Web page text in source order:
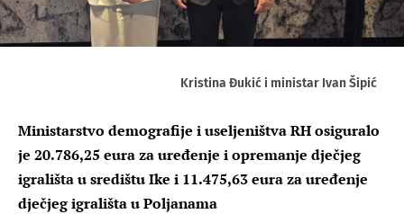
Kristina Đukić i ministar Ivan Šipić
Ministarstvo demografije i useljeništva RH osiguralo
je 20.786,25 eura za uređenje i opremanje dječjeg
igrališta u središtu Ike i 11.475,63 eura za uređenje
dječjeg igrališta u Poljanama